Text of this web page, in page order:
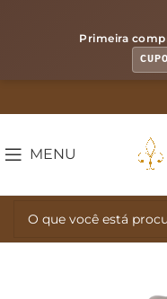
Primeira
MENU